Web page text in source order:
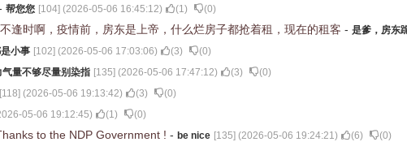
帮您您 [104] (2026-05-06 16:45:12) (1) (0)
逢时啊，疫情前，房东是上帝，什么烂房子都抢着租，现在的租客 - 是爹，房东
小事 [102] (2026-05-06 17:03:06) (3) (0)
气量不够尽量别染指 [135] (2026-05-06 17:47:12) (3) (0)
[118] (2026-05-06 19:13:42) (3) (0)
05-06 19:12:45) (1) (0)
to the NDP Government ! - be nice [135] (2026-05-06 19:24:21) (6) (0)